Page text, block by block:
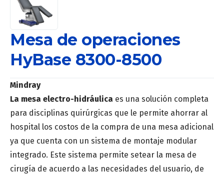
Mesa de operaciones
HyBase 8300-8500
Mindray
La mesa electro-hidráulica es una solución completa
para disciplinas quirúrgicas que le permite ahorrar al
hospital los costos de la compra de una mesa adicional
ya que cuenta con un sistema de montaje modular
integrado. Este sistema permite setear la mesa de
cirugía de acuerdo a las necesidades del usuario, de